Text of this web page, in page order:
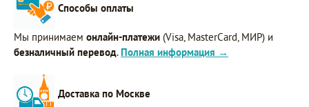
Способы оплаты
Мы принимаем онлайн-платежи (Visa, MasterCard, МИР) и
безналичный перевод. Полная информация →
Доставка по Москве